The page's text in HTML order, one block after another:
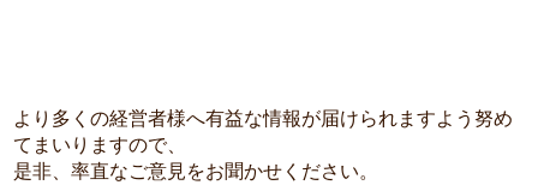
より多くの経営者様へ有益な情報が届けられますよう努め
てまいりますので、
是非、率直なご意見をお聞かせください。